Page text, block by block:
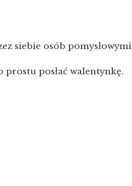
siebie osób pomysłowymi
prostu posłać walentynkę.